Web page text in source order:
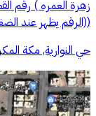
((الرقم يظهر عند
حي النوارية, مكة